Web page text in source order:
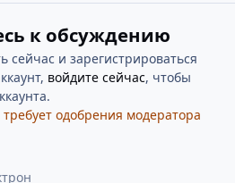
к обсуждению
сейчас и зарегистрироваться
войдите сейчас, чтобы
одобрения модератора